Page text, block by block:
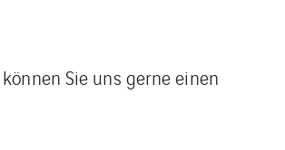
können Sie uns gerne einen